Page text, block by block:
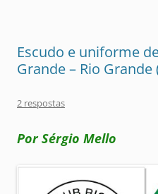
Escudo e uniforme
Grande – Rio Grande
2 respostas
Por Sérgio Mello